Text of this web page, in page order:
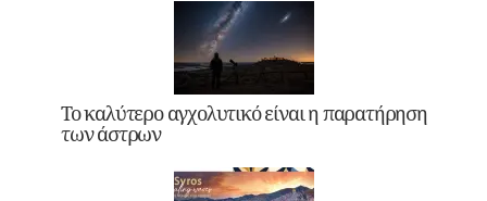
Το καλύτερο αγχολυτικό είναι η παρατήρηση
των άστρων